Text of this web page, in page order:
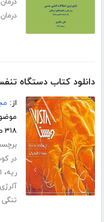
دانلود کتاب دستگاه
از:
۳۱۸ صفحه
در
ریه،